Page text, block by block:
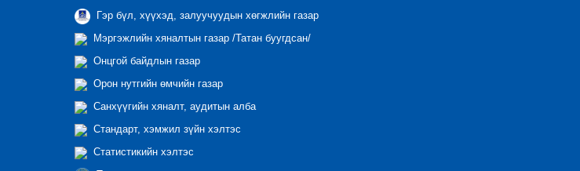
Гэр бүл, хүүхэд, залуучуудын хөгжлийн газар
Мэргэжлийн хяналтын газар /Татан буугдсан/
Онцгой байдлын газар
Орон нутгийн өмчийн газар
Санхүүгийн хяналт, аудитын алба
Стандарт, хэмжил зүйн хэлтэс
Статистикийн хэлтэс